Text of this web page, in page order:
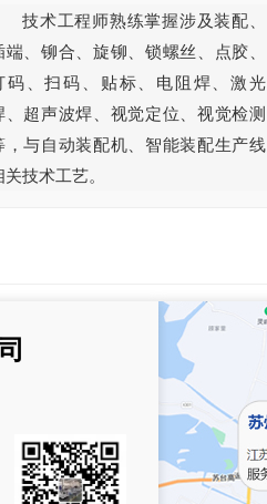
技术工程师熟练掌握涉及装配、
端、铆合、旋铆、锁螺丝、点胶、
码、扫码、贴标、电阻焊、激光
、超声波焊、视觉定位、视觉检测
，与自动装配机、智能装配生产线
关技术工艺。